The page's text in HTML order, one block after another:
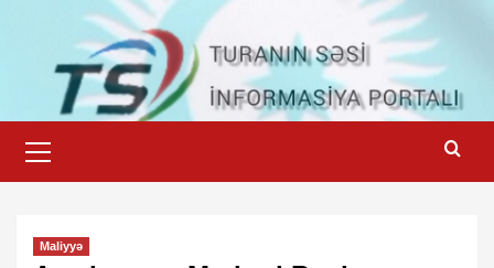
content
Menu
Maliyyə